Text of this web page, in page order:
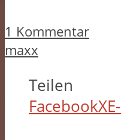
1 Kommentar
maxx
Teilen
FacebookX